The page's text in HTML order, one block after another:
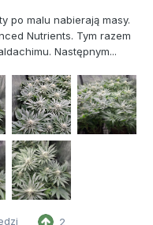
po malu nabierają masy.
Nutrients. Tym razem
Następnym...
2